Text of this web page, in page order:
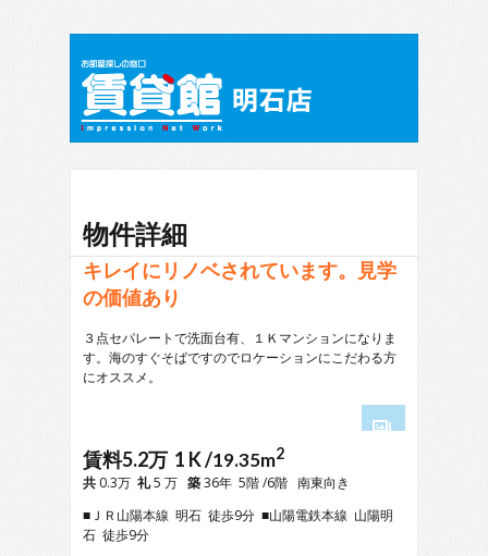
物件詳細
キレイにリノベされています。見学
の価値あり
３点セパレートで洗面台有、１Ｋマンションになりま
す。海のすぐそばですのでロケーションにこだわる方
にオススメ。
4
賃料5.2万 1 K /19.35m2
共 0.3万 礼5 万 築36年 5階 /6階 南東向き
■ＪＲ山陽本線 明石 徒歩9分 ■山陽電鉄本線 山陽明
石 徒歩9分